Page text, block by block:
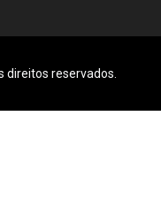
direitos reservados.